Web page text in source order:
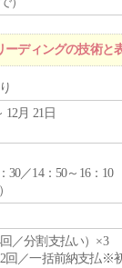
ディングの技術と
12月 21日
30／14：50～16：10
回／分割支払い）×3
回／一括前納支払※